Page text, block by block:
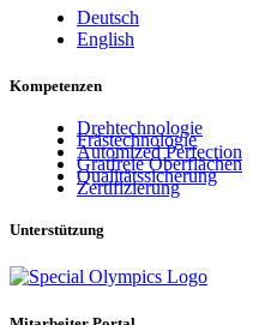
Deutsch
English
Kompetenzen
Drehtechnologie
Frästechnologie
Automized Perfection
Gratfreie Oberflächen
Qualitätssicherung
Zertifizierung
Unterstützung